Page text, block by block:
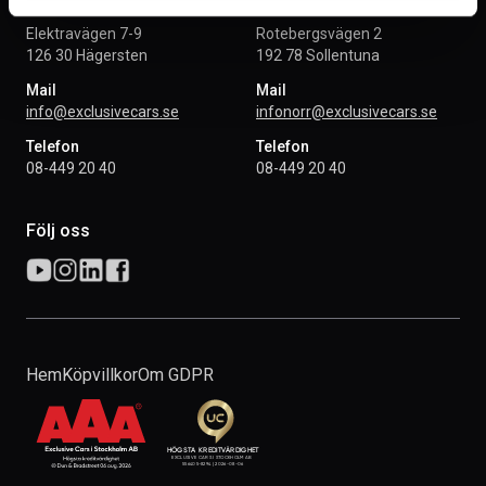
Elektravägen 7-9
126 30 Hägersten
Mail
info@exclusivecars.se
Telefon
08-449 20 40
Rotebergsvägen 2
192 78 Sollentuna
Mail
infonorr@exclusivecars.se
Telefon
08-449 20 40
Följ oss
HemKöpvillkorOm GDPR